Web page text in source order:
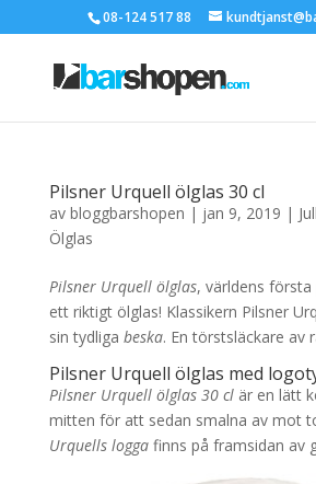
08-124 517 88
Pilsner Urquell ölglas 30 cl
av bloggbarshopen | jan 9, 2019 |
Ölglas
Pilsner Urquell ölglas, världens
ett riktigt ölglas! Klassikern Pilsner
sin tydliga beska. En törstsläckare av
Pilsner Urquell ölglas med
Pilsner Urquell ölglas 30 cl är en lätt
mitten för att sedan smalna av mot
Urquells loggafinns på framsidan av